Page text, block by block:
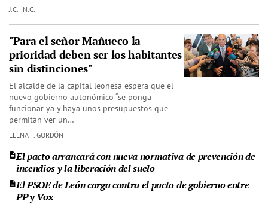
J.C. | N.G.
"Para el señor Mañueco la
prioridad deben ser los habitantes
sin distinciones"
El alcalde de la capital leonesa espera que el
nuevo gobierno autonómico “se ponga
funcionar ya y haya unos presupuestos que
permitan ver un…
ELENA F. GORDÓN
El pacto arrancará con nueva normativa de prevención de
incendios y la liberación del suelo
El PSOE de León carga contra el pacto de gobierno entre
PP y Vox